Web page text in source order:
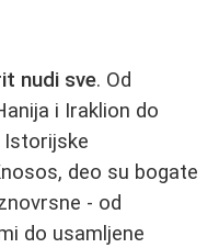
nudi sve. Od
i Iraklion do
Istorijske
deo su bogate
- od
do usamljene